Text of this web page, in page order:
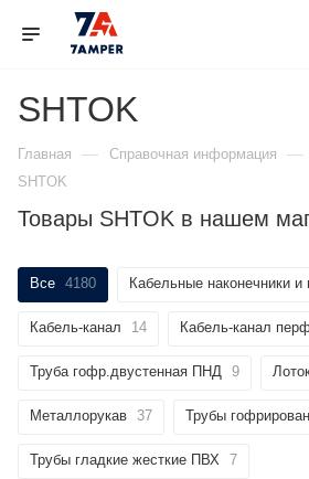
SHTOK
Главная — Справочная информация —
SHTOK
Товары SHTOK в нашем
Все 4180 Кабельные наконечники и
Кабель-канал 14 Кабель-канал
Труба гофр.двустенная ПНД 9
Металлорукав 37 Трубы
Трубы гладкие жесткие ПВХ 7